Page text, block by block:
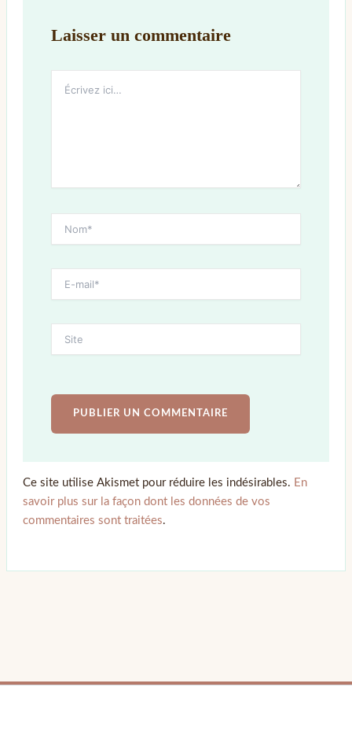
Laisser un commentaire
ici…
Ce site utilise Akismet pour réduire les indésirables. En
savoir plus sur la façon dont les données de vos
commentaires sont traitées.